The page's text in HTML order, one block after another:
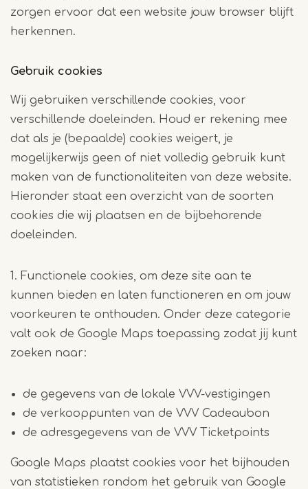
zorgen ervoor dat een website jouw browser blijft
herkennen.
Gebruik cookies
Wij gebruiken verschillende cookies, voor
verschillende doeleinden. Houd er rekening mee
dat als je (bepaalde) cookies weigert, je
mogelijkerwijs geen of niet volledig gebruik kunt
maken van de functionaliteiten van deze website.
Hieronder staat een overzicht van de soorten
cookies die wij plaatsen en de bijbehorende
doeleinden.
1. Functionele cookies, om deze site aan te
kunnen bieden en laten functioneren en om jouw
voorkeuren te onthouden. Onder deze categorie
valt ook de Google Maps toepassing zodat jij kunt
zoeken naar:
de gegevens van de lokale VVV-vestigingen
de verkooppunten van de VVV Cadeaubon
de adresgegevens van de VVV Ticketpoints
Google Maps plaatst cookies voor het bijhouden
van statistieken rondom het gebruik van Google